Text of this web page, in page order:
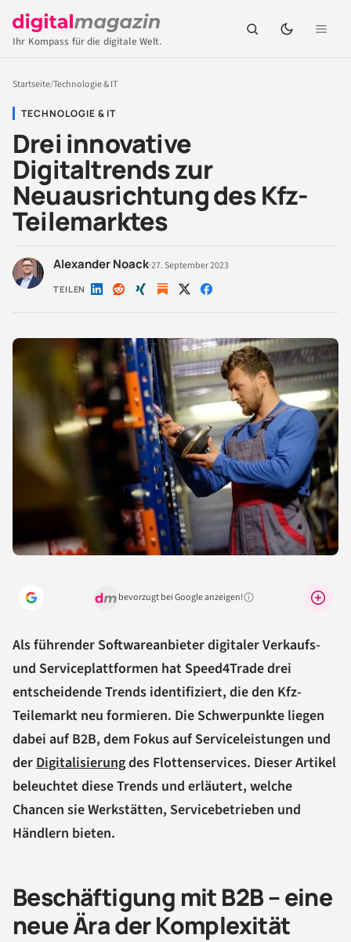
Ihr Kompass für die digitale Welt.
Startseite/Technologie & IT
TECHNOLOGIE & IT
Drei innovative
Digitaltrends zur
Neuausrichtung des Kfz-
Teilemarktes
Alexander Noack·27. September 2023
TEILEN Auf Auf Auf Auf Auf
bevorzugt bei Google anzeigen!Warum lohnt sich das?
Als führender Softwareanbieter digitaler Verkaufs-
und Serviceplattformen hat Speed4Trade drei
entscheidende Trends identifiziert, die den Kfz-
Teilemarkt neu formieren. Die Schwerpunkte liegen
dabei auf B2B, dem Fokus auf Serviceleistungen und
der Digitalisierungdes Flottenservices. Dieser Artikel
beleuchtet diese Trends und erläutert, welche
Chancen sie Werkstätten, Servicebetrieben und
Händlern bieten.
Beschäftigung mit B2B – eine
neue Ära der Komplexität